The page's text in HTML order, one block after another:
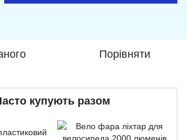
Порівняти
купують разом